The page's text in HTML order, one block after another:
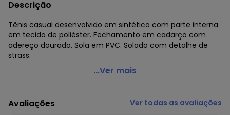
Descrição
Tênis casual desenvolvido em sintético com parte interna
em tecido de poliéster. Fechamento em cadarço com
adereço dourado. Sola em PVC. Solado com detalhe de
strass.
Perfecta - Tênis Casual Preto com Sintético
Código do produto: 3757374
Observação: Strass - Detalhe dourado no cadarço
...Ver mais
Avaliações Ver todas as avaliações